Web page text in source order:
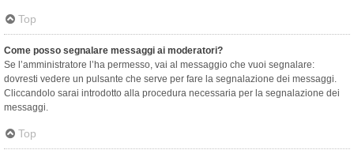
Top
Come posso segnalare messaggi ai moderatori?
Se l’amministratore l’ha permesso, vai al messaggio che vuoi segnalare:
dovresti vedere un pulsante che serve per fare la segnalazione dei messaggi.
Cliccandolo sarai introdotto alla procedura necessaria per la segnalazione dei
messaggi.
Top